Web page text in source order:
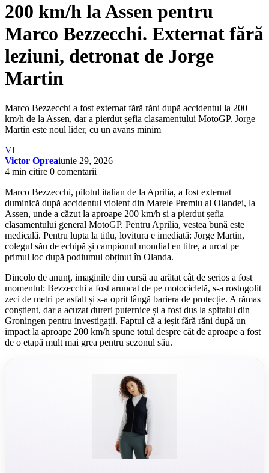
200 km/h la Assen pentru
Marco Bezzecchi. Externat fără
leziuni, detronat de Jorge
Martin
Marco Bezzecchi a fost externat fără răni după accidentul la 200
km/h de la Assen, dar a pierdut șefia clasamentului MotoGP. Jorge
Martin este noul lider, cu un avans minim
VI
Victor Opreaiunie 29, 2026
4 min citire 0 comentarii
Marco Bezzecchi, pilotul italian de la Aprilia, a fost externat
duminică după accidentul violent din Marele Premiu al Olandei, la
Assen, unde a căzut la aproape 200 km/h și a pierdut șefia
clasamentului general MotoGP. Pentru Aprilia, vestea bună este
medicală. Pentru lupta la titlu, lovitura e imediată: Jorge Martin,
colegul său de echipă și campionul mondial en titre, a urcat pe
primul loc după podiumul obținut în Olanda.
Dincolo de anunț, imaginile din cursă au arătat cât de serios a fost
momentul: Bezzecchi a fost aruncat de pe motocicletă, s-a rostogolit
zeci de metri pe asfalt și s-a oprit lângă bariera de protecție. A rămas
conștient, dar a acuzat dureri puternice și a fost dus la spitalul din
Groningen pentru investigații. Faptul că a ieșit fără răni după un
impact la aproape 200 km/h spune totul despre cât de aproape a fost
de o etapă mult mai grea pentru sezonul său.